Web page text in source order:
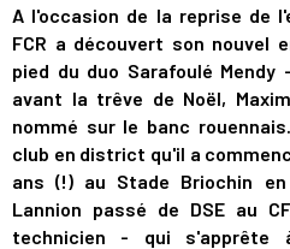
A l'occasion de la reprise de
FCR a découvert son nouvel
pied du duo Sarafoulé
avant la trêve de Noël,
nommé sur le banc
club en district qu'il a
ans (!) au Stade Briochin
Lannion passé de DSE au
technicien - qui s'apprête